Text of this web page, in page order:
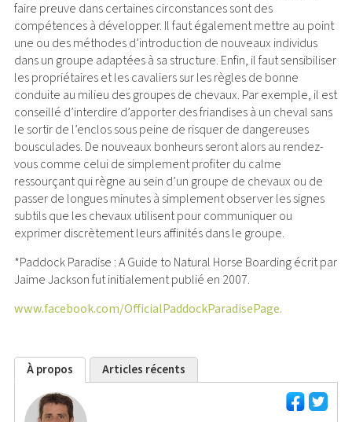
faire preuve dans certaines circonstances sont des
compétences à développer. Il faut également mettre au point
une ou des méthodes d’introduction de nouveaux individus
dans un groupe adaptées à sa structure. Enfin, il faut sensibiliser
les propriétaires et les cavaliers sur les règles de bonne
conduite au milieu des groupes de chevaux. Par exemple, il est
conseillé d’interdire d’apporter des friandises à un cheval sans
le sortir de l’enclos sous peine de risquer de dangereuses
bousculades. De nouveaux bonheurs seront alors au rendez-
vous comme celui de simplement profiter du calme
ressourçant qui règne au sein d’un groupe de chevaux ou de
passer de longues minutes à simplement observer les signes
subtils que les chevaux utilisent pour communiquer ou
exprimer discrètement leurs affinités dans le groupe.
*Paddock Paradise : A Guide to Natural Horse Boarding écrit par
Jaime Jackson fut initialement publié en 2007.
www.facebook.com/OfficialPaddockParadisePage.
À propos Articles récents